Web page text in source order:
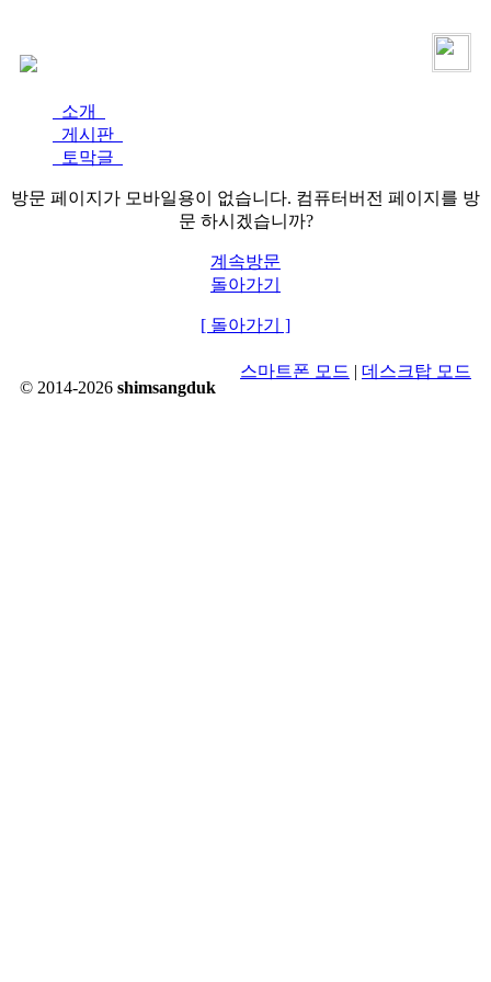
소개
게시판
토막글
방문 페이지가 모바일용이 없습니다. 컴퓨터버전 페이지를 방
문 하시겠습니까?
계속방문
돌아가기
[ 돌아가기 ]
© 2014-2026 shimsangduk
스마트폰 모드 | 데스크탑 모드